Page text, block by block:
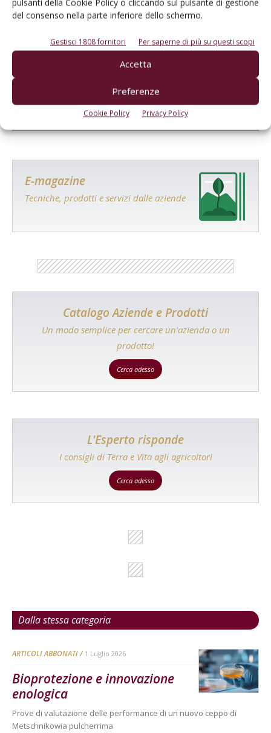
pulsanti della Cookie Policy o cliccando sul pulsante di gestione
del consenso nella parte inferiore dello schermo.
Gestisci 1808 fornitori Per saperne di più su questi scopi
Accetta
Preferenze
Cookie Policy Privacy Policy
Salva il mio nome, email e sito web in questo browser per la
prossima volta che commento.
E-magazine
Tecniche, prodotti e servizi dalle aziende
Catalogo Aziende e Prodotti
Un modo semplice per cercare un'azienda o un
prodotto!
Cerca adesso
L'Esperto risponde
I consigli di Terra e Vita agli agricoltori
Cerca adesso
Dalla stessa categoria
ARTICOLI ABBONATI 1 Luglio 2026
Bioprotezione e innovazione
enologica
Prove di valutazione delle performance di un nuovo ceppo di
Metschnikowia pulcherrima